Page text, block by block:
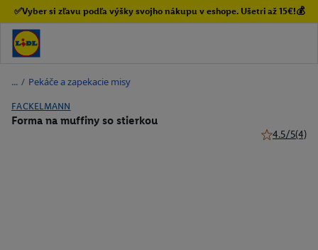
✅Vyber si zľavu podľa výšky svojho nákupu v eshope. Ušetri až 15€!💰
/ Pekáče a zapekacie misy
FACKELMANN
Forma na muffiny so stierkou
4.5/5(4)